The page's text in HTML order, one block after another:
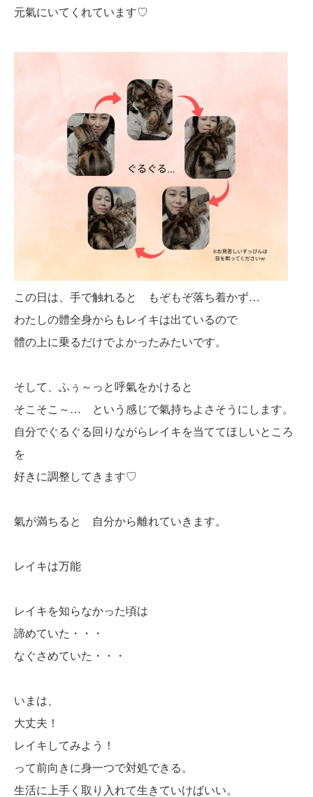
元氣にいてくれています♡
この日は、手で触れると もぞもぞ落ち着かず…
わたしの體全身からもレイキは出ているので
體の上に乗るだけでよかったみたいです。
そして、ふぅ～っと呼氣をかけると
そこそこ～… という感じで氣持ちよさそうにします。
自分でぐるぐる回りながらレイキを当ててほしいところ
を
好きに調整してきます♡
氣が満ちると 自分から離れていきます。
レイキは万能
レイキを知らなかった頃は
諦めていた・・・
なぐさめていた・・・
いまは、
大丈夫！
レイキしてみよう！
って前向きに身一つで対処できる。
生活に上手く取り入れて生きていけばいい。